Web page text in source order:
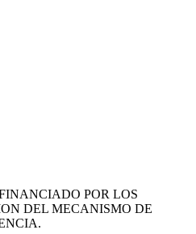
POR LOS
DEL MECANISMO DE